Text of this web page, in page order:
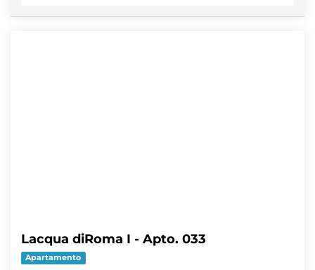
Lacqua diRoma I - Apto. 033
Apartamento